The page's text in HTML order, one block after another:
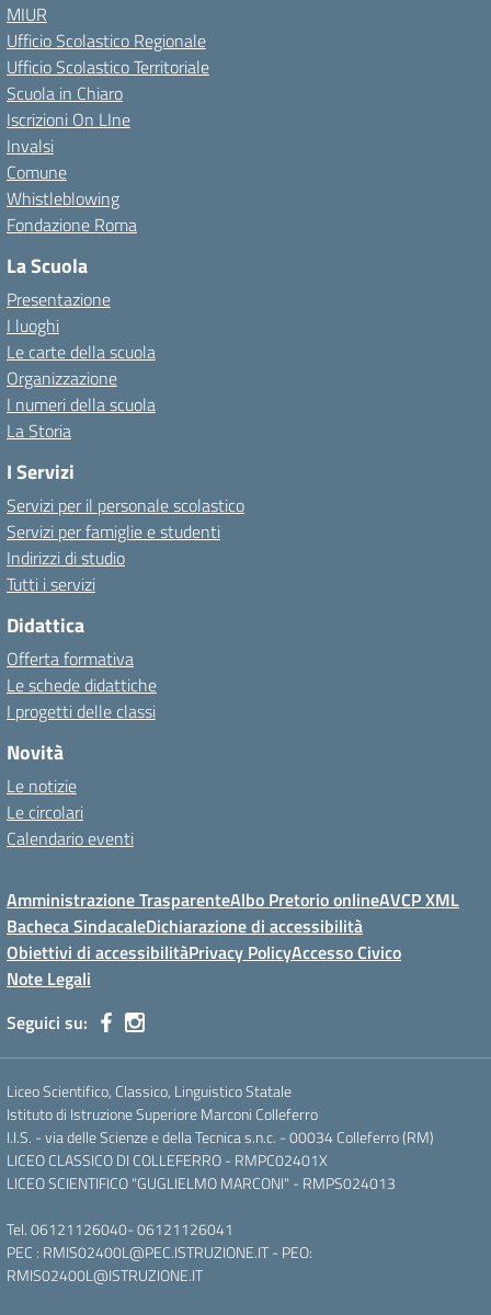
MIUR
Ufficio Scolastico Regionale
Ufficio Scolastico Territoriale
Scuola in Chiaro
Iscrizioni On LIne
Invalsi
Comune
Whistleblowing
Fondazione Roma
La Scuola
Presentazione
I luoghi
Le carte della scuola
Organizzazione
I numeri della scuola
La Storia
I Servizi
Servizi per il personale scolastico
Servizi per famiglie e studenti
Indirizzi di studio
Tutti i servizi
Didattica
Offerta formativa
Le schede didattiche
I progetti delle classi
Novità
Le notizie
Le circolari
Calendario eventi
Amministrazione TrasparenteAlbo Pretorio onlineAVCP XML
Bacheca SindacaleDichiarazione di accessibilità
Obiettivi di accessibilitàPrivacy PolicyAccesso Civico
Note Legali
Seguici su:
Liceo Scientifico, Classico, Linguistico Statale
Istituto di Istruzione Superiore Marconi Colleferro
I.I.S. - via delle Scienze e della Tecnica s.n.c. - 00034 Colleferro (RM)
LICEO CLASSICO DI COLLEFERRO - RMPC02401X
LICEO SCIENTIFICO "GUGLIELMO MARCONI" - RMPS024013
Tel.06121126040-06121126041
PEC : RMIS02400L@PEC.ISTRUZIONE.IT- PEO:
RMIS02400L@ISTRUZIONE.IT